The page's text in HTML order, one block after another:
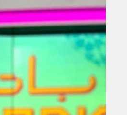
MOROCCO 2024
15 MAI 2024